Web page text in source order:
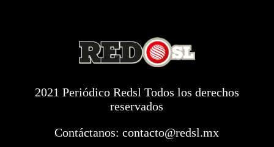
2021 Periódico Redsl Todos los derechos
reservados
Contáctanos:contacto@redsl.mx